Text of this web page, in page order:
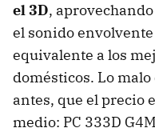
el 3D,
el sonido
equivalente a los
domésticos. Lo
antes, que el precio
medio: PC 333D